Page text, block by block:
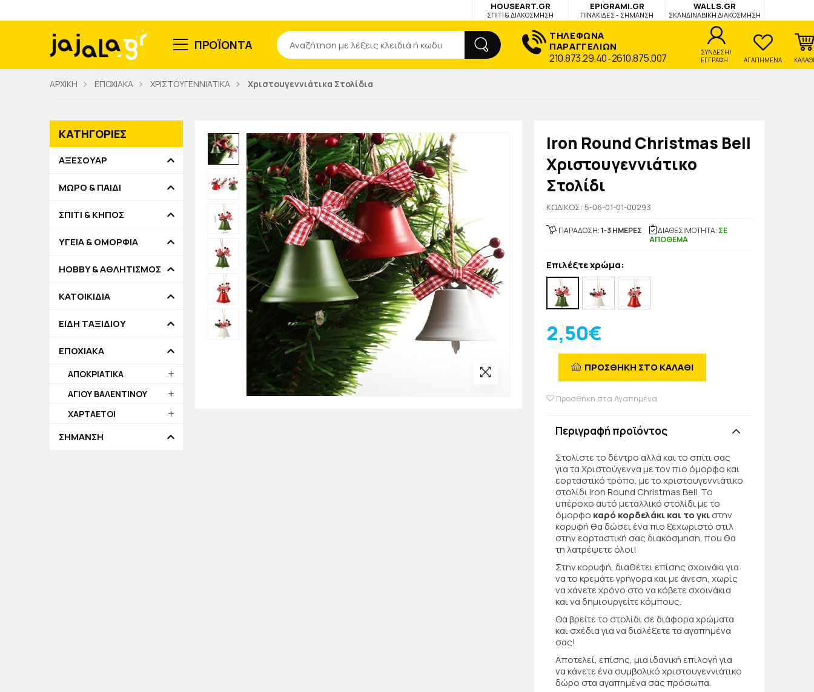
HOUSEART.GR
ΣΠΙΤΙ & ΔΙΑΚΟΣΜΗΣΗ
EPIGRAMI.GR
ΠΙΝΑΚΙΔΕΣ - ΣΗΜΑΝΣΗ
WALLS.GR
ΣΚΑΝΔΙΝΑΒΙΚΗ ΔΙΑΚΟΣΜΗΣΗ
ΠΡΟΪΟΝΤΑ
Αναζήτηση
ΤΗΛΕΦΩΝΑ
ΠΑΡΑΓΓΕΛΙΩΝ
210.873.29.40 -2610.875.007
ΣΥΝΔΕΣΗ/
ΕΓΓΡΑΦΗ
ΑΓΑΠΗΜΕΝΑ
ΑΡΧΙΚΗ ΕΠΟΧΙΑΚΑ ΧΡΙΣΤΟΥΓΕΝΝΙΆΤΙΚΑ Χριστουγεννιάτικα Στολίδια
Iron Round Christmas Bell
Χριστουγεννιάτικο
Στολίδι
KΩΔΙΚΟΣ: 5-06-01-01-00293
ΠΑΡΑΔΟΣΗ:1-3 ΗΜΕΡΕΣ ΔΙΑΘΕΣΙΜΟΤΗΤΑ: ΣΕ
ΑΠΟΘΕΜΑ
Επιλέξτε χρώμα:
2,50€
ΠΡΟΣΘΗΚΗ ΣΤΟ ΚΑΛΑΘΙ
Προσθήκη στα Αγαπημένα
Περιγραφή προϊόντος
Στολίστε το δέντρο αλλά και το σπίτι σας
για τα Χριστούγεννα με τον πιο όμορφο και
εορταστικό τρόπο, με το χριστουγεννιάτικο
στολίδι Iron Round Christmas Bell. Το
υπέροχο αυτό μεταλλικό στολίδι με το
όμορφο καρό κορδελάκι και το γκιστην
κορυφή θα δώσει ένα πιο ξεχωριστό στιλ
στην εορταστική σας διακόσμηση, που θα
τη λατρέψετε όλοι!
Στην κορυφή, διαθέτει επίσης σχοινάκι για
να το κρεμάτε γρήγορα και με άνεση, χωρίς
να χάνετε χρόνο στο να κόβετε σχοινάκια
και να δημιουργείτε κόμπους.
Θα βρείτε το στολίδι σε διάφορα χρώματα
και σχέδια για να διαλέξετε τα αγαπημένα
σας!
Αποτελεί, επίσης, μια ιδανική επιλογή για
να κάνετε ένα συμβολικό χριστουγεννιάτικο
δώρο στα αγαπημένα σας πρόσωπα.
ΚΑΤΗΓΟΡΙΕΣ
ΑΞΕΣΟΥΑΡ
ΜΩΡΟ & ΠΑΙΔΙ
ΣΠΙΤΙ & ΚΗΠΟΣ
ΥΓΕΙΑ & ΟΜΟΡΦΙΑ
HOBBY & ΑΘΛΗΤΙΣΜΟΣ
ΚΑΤΟΙΚΙΔΙΑ
ΕΙΔΗ ΤΑΞΙΔΙΟΥ
ΕΠΟΧΙΑΚΑ
ΑΠΟΚΡΙΑΤΙΚΑ
ΑΓΙΟΥ ΒΑΛΕΝΤΙΝΟΥ
ΧΑΡΤΑΕΤΟΙ
ΣΗΜΑΝΣΗ